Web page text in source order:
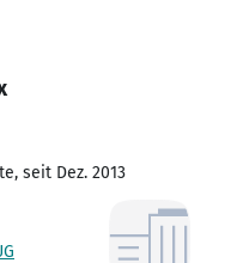
seit Dez. 2013